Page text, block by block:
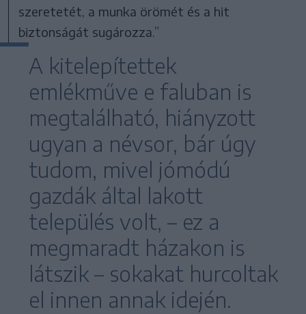
szeretetét, a munka örömét és a hit
biztonságát sugározza.”
A kitelepítettek
emlékműve e faluban is
megtalálható, hiányzott
ugyan a névsor, bár úgy
tudom, mivel jómódú
gazdák által lakott
település volt, – ez a
megmaradt házakon is
látszik – sokakat hurcoltak
el innen annak idején.